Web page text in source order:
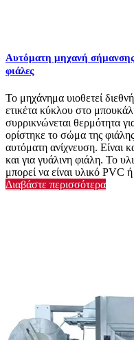
Αυτόματη μηχανή
φιάλες
Το μηχάνημα υιοθετεί
ετικέτα κύκλου στο
συρρικνώνεται θερμότητα
ορίστηκε το σώμα της
αυτόματη ανίχνευση. Είναι
και για γυάλινη φιάλη. Το
μπορεί να είναι υλικό
Διαβάστε περισσότερα